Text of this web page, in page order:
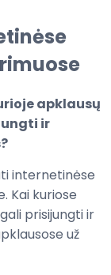
apklausų
ir
internetinėse
Kai kuriose
prisijungti ir
už